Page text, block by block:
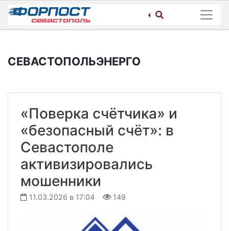
Skip
content
СЕВАСТОПОЛЬЭНЕРГО
«Поверка счётчика» и
«безопасный счёт»: в
Севастополе
активизировались
мошенники
11.03.2026 в 17:04 149